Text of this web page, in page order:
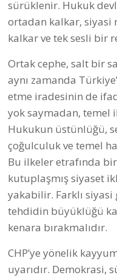
sürüklenir. Hukuk
ortadan kalkar, siyasi
kalkar ve tek sesli bir
Ortak cephe, salt bir
aynı zamanda
etme iradesinin de
yok saymadan, temel
Hukukun üstünlüğü,
çoğulculuk ve temel
Bu ilkeler etrafında
kutuplaşmış siyaset
yakabilir. Farklı
tehdidin büyüklüğü
kenara bırakmalıdır.
CHP’ye yönelik
uyarıdır. Demokrasi,